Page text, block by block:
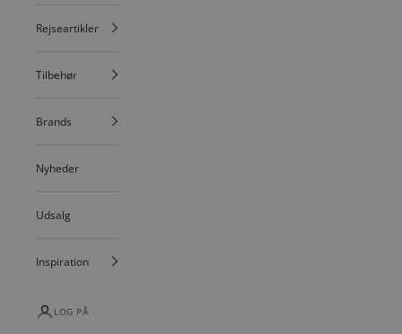
Rejseartikler
Tilbehør
Brands
Nyheder
Udsalg
Inspiration
LOG PÅ